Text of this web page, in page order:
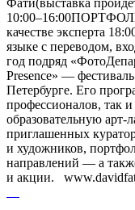
качестве эксперта
языке с переводом,
год подряд
Presence» —
Петербурге. Его
профессионалов, так
образовательную
приглашенных
и художников,
направлений — а
и акции.